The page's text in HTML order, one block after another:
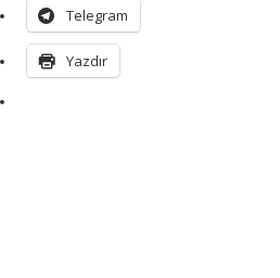
Telegram
Yazdır